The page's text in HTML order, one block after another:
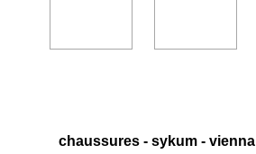
chaussures - sykum - vienna